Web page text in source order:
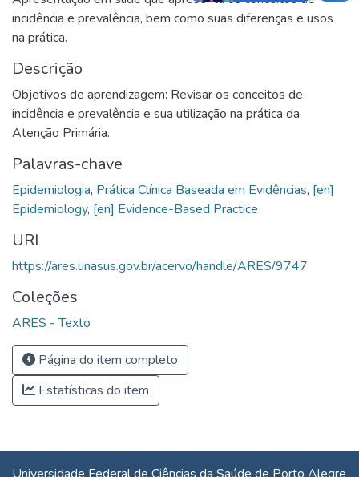
incidência e prevalência, bem como suas diferenças e usos
na prática.
Descrição
Objetivos de aprendizagem: Revisar os conceitos de
incidência e prevalência e sua utilização na prática da
Atenção Primária.
Palavras-chave
Epidemiologia, Prática Clínica Baseada em Evidências, [en]
Epidemiology, [en] Evidence-Based Practice
URI
https://ares.unasus.gov.br/acervo/handle/ARES/9747
Coleções
ARES - Texto
Página do item completo
Estatísticas do item